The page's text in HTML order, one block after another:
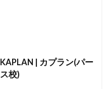
KAPLAN | カプラン(パー
ス校)